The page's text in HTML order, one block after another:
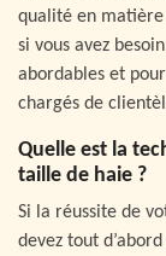
qualité en
si vous avez
abordables et
chargés de
Quelle est la
taille de haie ?
Si la réussite de
devez tout